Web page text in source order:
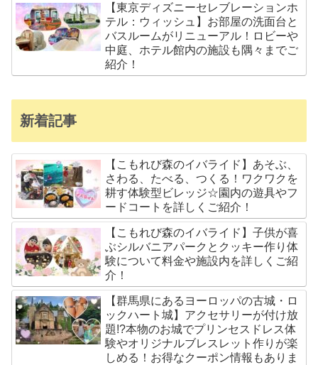
【東京ディズニーセレブレーションホ
テル：ウィッシュ】お部屋の洗面台と
バスルームがリニューアル！ロビーや
中庭、ホテル館内の施設も隅々までご
紹介！
新着記事
【こもれび森のイバライド】あそぶ、
さわる、たべる、つくる！ワクワクを
耕す体験型ビレッジ☆園内の遊具やフ
ードコートを詳しくご紹介！
【こもれび森のイバライド】子供が喜
ぶシルバニアパークとクッキー作り体
験について料金や施設内を詳しくご紹
介！
【群馬県にあるヨーロッパの古城・ロ
ックハート城】アクセサリーが付け放
題!?本物のお城でプリンセスドレス体
験やオリジナルブレスレット作りが楽
しめる！お得なクーポン情報もありま